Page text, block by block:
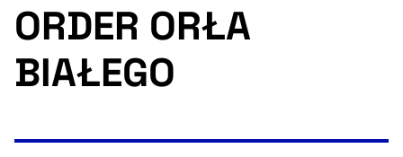
Sprawdź, jak i dlaczego zwiększamy dostępność
Deklaracja dostępności, otwiera się w nowym oknie
Zgłoś problem
, otwiera się w
ORDER ORŁA
BIAŁEGO